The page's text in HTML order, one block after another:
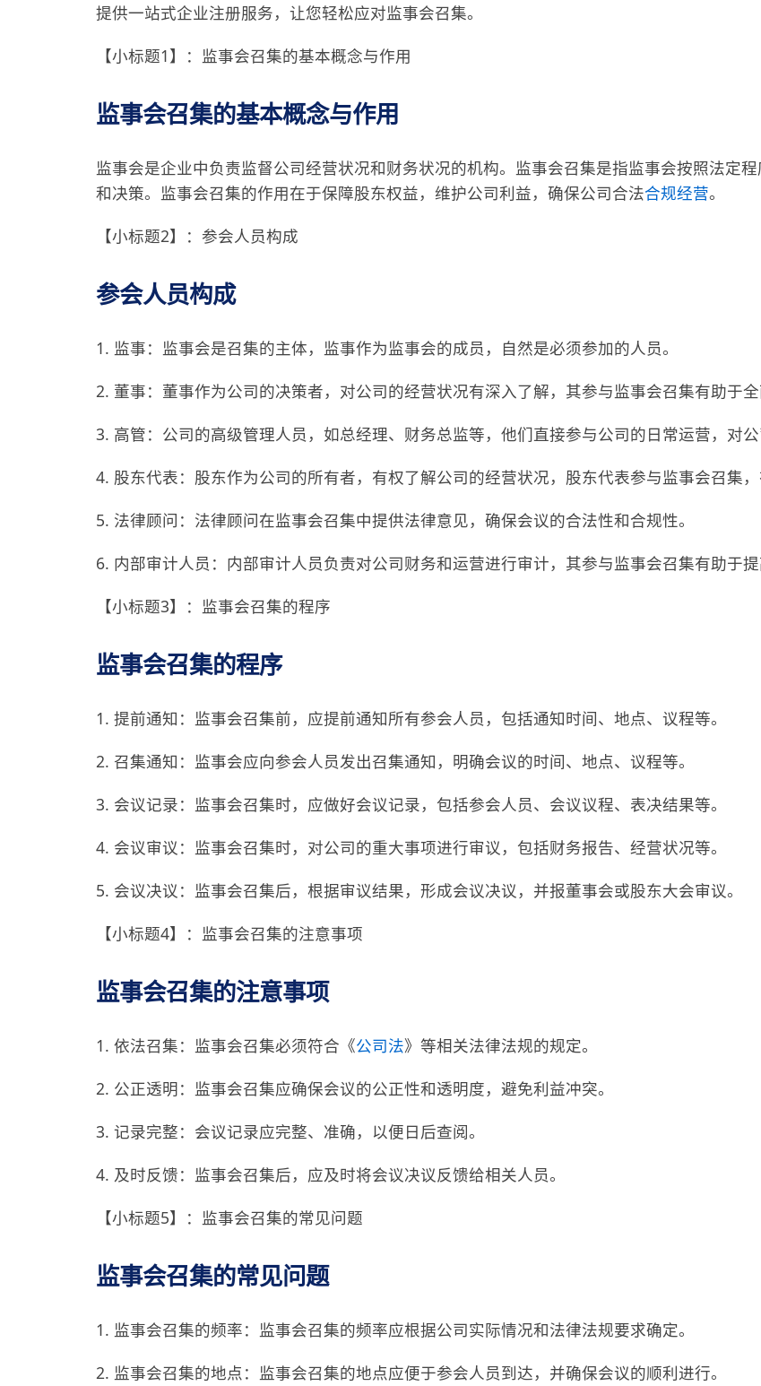
提供一站式企业注册服务，让您轻松应对监事会召集。
【小标题1】：监事会召集的基本概念与作用
监事会召集的基本概念与作用
监事会是企业中负责监督公司经营状况和财务状况的机构。监事会召集是指监事会按照法定
和决策。监事会召集的作用在于保障股东权益，维护公司利益，确保公司合法合规经营。
【小标题2】：参会人员构成
参会人员构成
1. 监事：监事会是召集的主体，监事作为监事会的成员，自然是必须参加的人员。
2. 董事：董事作为公司的决策者，对公司的经营状况有深入了解，其参与监事会召集有助于全
3. 高管：公司的高级管理人员，如总经理、财务总监等，他们直接参与公司的日常运营，对
4. 股东代表：股东作为公司的所有者，有权了解公司的经营状况，股东代表参与监事会召集，
5. 法律顾问：法律顾问在监事会召集中提供法律意见，确保会议的合法性和合规性。
6. 内部审计人员：内部审计人员负责对公司财务和运营进行审计，其参与监事会召集有助于提
【小标题3】：监事会召集的程序
监事会召集的程序
1. 提前通知：监事会召集前，应提前通知所有参会人员，包括通知时间、地点、议程等。
2. 召集通知：监事会应向参会人员发出召集通知，明确会议的时间、地点、议程等。
3. 会议记录：监事会召集时，应做好会议记录，包括参会人员、会议议程、表决结果等。
4. 会议审议：监事会召集时，对公司的重大事项进行审议，包括财务报告、经营状况等。
5. 会议决议：监事会召集后，根据审议结果，形成会议决议，并报董事会或股东大会审议。
【小标题4】：监事会召集的注意事项
监事会召集的注意事项
1. 依法召集：监事会召集必须符合《公司法》等相关法律法规的规定。
2. 公正透明：监事会召集应确保会议的公正性和透明度，避免利益冲突。
3. 记录完整：会议记录应完整、准确，以便日后查阅。
4. 及时反馈：监事会召集后，应及时将会议决议反馈给相关人员。
【小标题5】：监事会召集的常见问题
监事会召集的常见问题
1. 监事会召集的频率：监事会召集的频率应根据公司实际情况和法律法规要求确定。
2. 监事会召集的地点：监事会召集的地点应便于参会人员到达，并确保会议的顺利进行。